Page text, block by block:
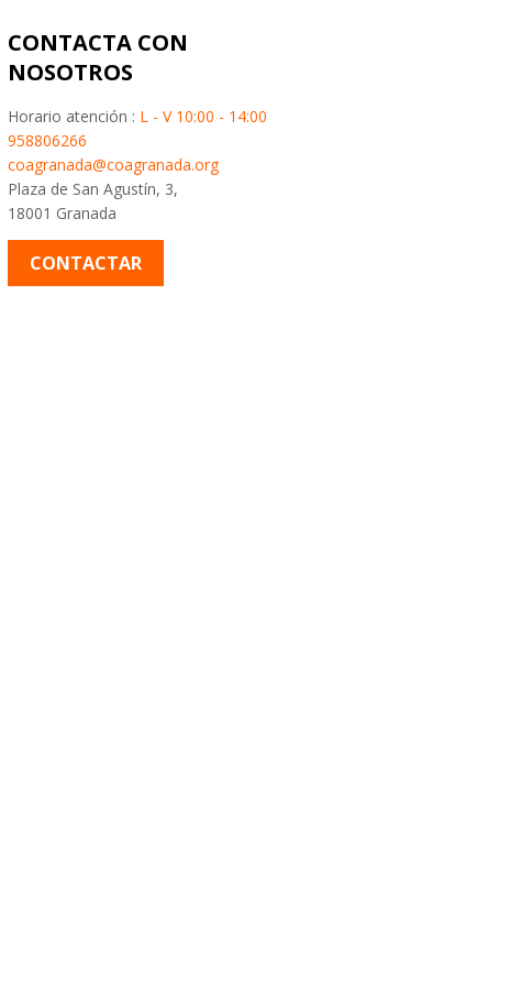
CONTACTA CON
NOSOTROS
Horario atención : L - V 10:00 - 14:00
958806266
coagranada@coagranada.org
Plaza de San Agustín, 3,
18001 Granada
CONTACTAR